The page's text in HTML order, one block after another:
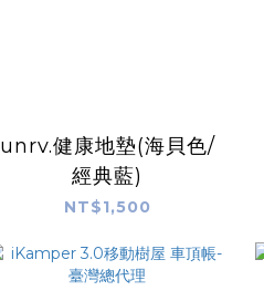
unrv.健康地墊(海貝色/
經典藍)
NT$1,500